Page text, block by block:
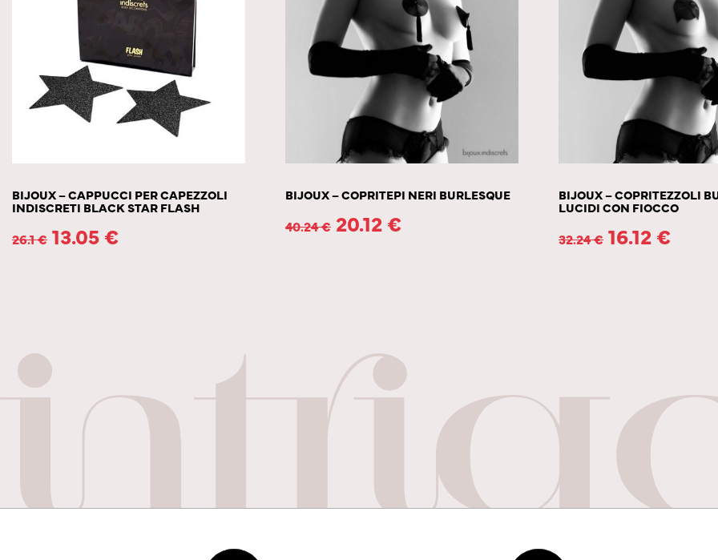
BIJOUX – CAPPUCCI PER CAPEZZOLI
INDISCRETI BLACK STAR FLASH
26.1€ 13.05 €
BIJOUX – COPRITEPI NERI BURLESQUE
40.24€ 20.12 €
BIJOUX – COPRITEZZOLI
LUCIDI CON FIOCCO
32.24€ 16.12 €